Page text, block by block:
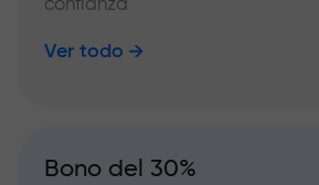
Ver todo
Bono del 30%